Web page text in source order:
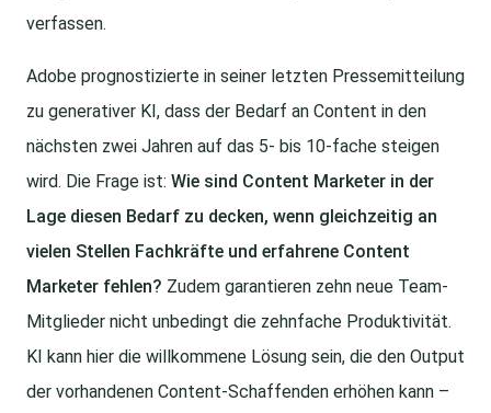
verfassen.
Adobe prognostizierte in seiner letzten Pressemitteilung
zu generativer KI, dass der Bedarf an Content in den
nächsten zwei Jahren auf das 5- bis 10-fache steigen
wird. Die Frage ist: Wie sind Content Marketer in der
Lage diesen Bedarf zu decken, wenn gleichzeitig an
vielen Stellen Fachkräfte und erfahrene Content
Marketer fehlen? Zudem garantieren zehn neue Team-
Mitglieder nicht unbedingt die zehnfache Produktivität.
KI kann hier die willkommene Lösung sein, die den Output
der vorhandenen Content-Schaffenden erhöhen kann –